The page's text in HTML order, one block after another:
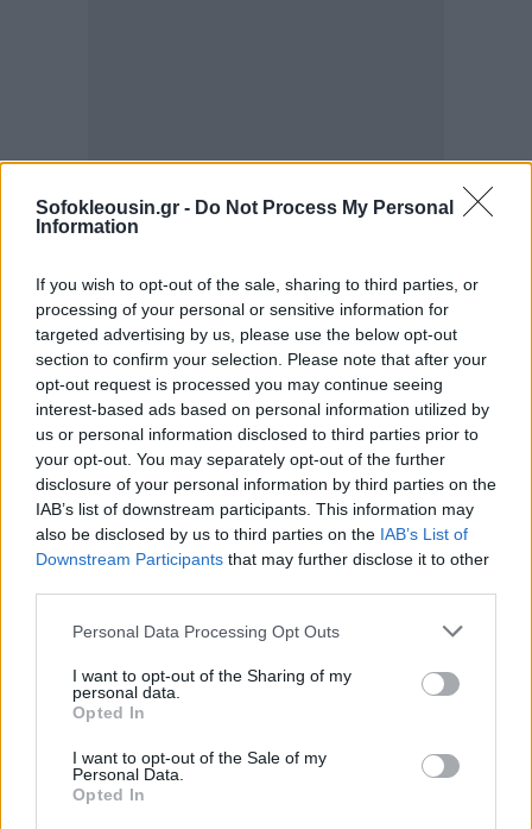
Sofokleousin.gr - Do Not Process My Personal
Information
If you wish to opt-out of the sale, sharing to third parties, or
processing of your personal or sensitive information for
targeted advertising by us, please use the below opt-out
section to confirm your selection. Please note that after your
opt-out request is processed you may continue seeing
interest-based ads based on personal information utilized by
us or personal information disclosed to third parties prior to
your opt-out. You may separately opt-out of the further
disclosure of your personal information by third parties on the
IAB’s list of downstream participants. This information may
also be disclosed by us to third parties on the IAB’s List of
Downstream Participants that may further disclose it to other
Personal Data Processing Opt Outs
I want to opt-out of the Sharing of my
personal data.
Opted In
I want to opt-out of the Sale of my
Personal Data.
Opted In
Παράλληλα, η Τεχεράνηεπαναλαμβάνει ότι δεν
επιδιώκει την ανάπτυξη πυρηνικών όπλων και
εμφανίζεται διατεθειμένη να περιορίσει τον
εμπλουτισμό σε χαμηλά επίπεδα, θέση που η
Ουάσιγκτον απορρίπτει μετά την κατάρρευση της
Ο γεωοικονομικός παράγοντας